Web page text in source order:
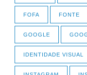
FOFA FONTE
GOOGLE
IDENTIDADE VISUAL